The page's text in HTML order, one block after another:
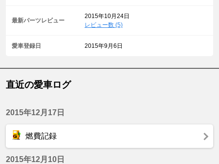
最新パーツレビュー
2015年10月24日
レビュー数 (5)
愛車登録日 2015年9月6日
直近の愛車ログ
2015年12月17日
燃費記録
2015年12月10日